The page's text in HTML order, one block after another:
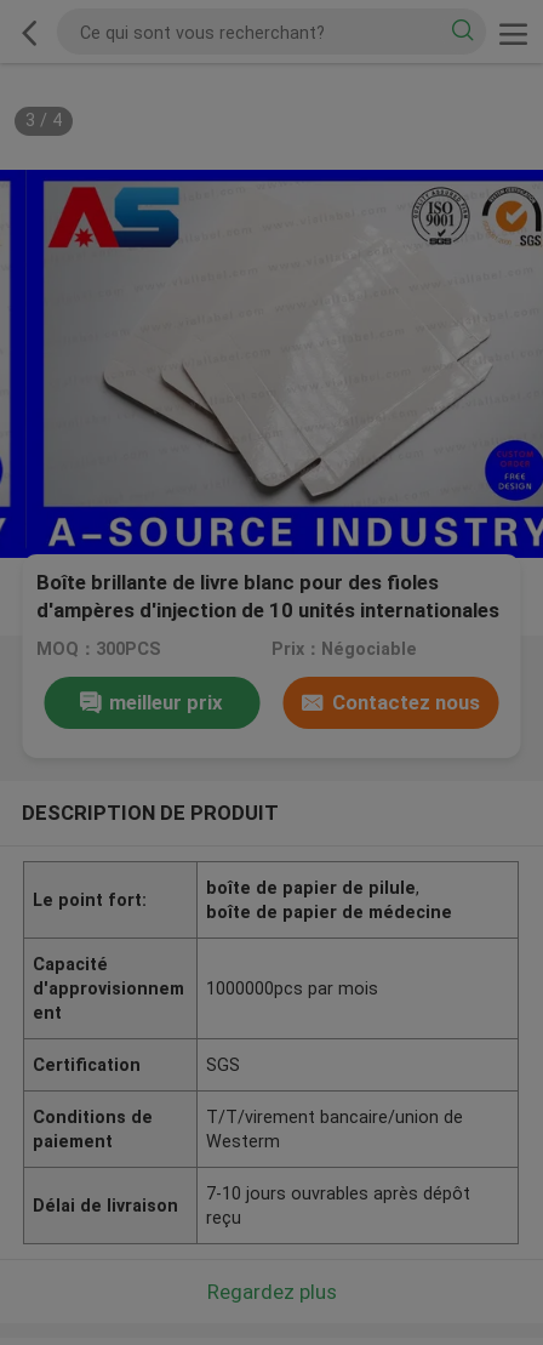
3 / 4
Boîte brillante de livre blanc pour des fioles
d'ampères d'injection de 10 unités internationales
pour le bodybuilding humain de croissance
MOQ：300PCS Prix：Négociable
meilleur prix Contactez nous
DESCRIPTION DE PRODUIT
Le point fort:
boîte de papier de pilule,
boîte de papier de médecine
Capacité
d'approvisionnem
ent
1000000pcs par mois
Certification SGS
Conditions de
paiement
T/T/virement bancaire/union de
Westerm
Délai de livraison
7-10 jours ouvrables après dépôt
reçu
Regardez plus